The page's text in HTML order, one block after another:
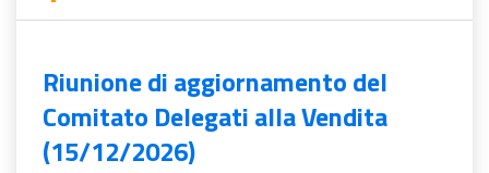
Riunione di aggiornamento del
Comitato Delegati alla Vendita
(15/12/2026)